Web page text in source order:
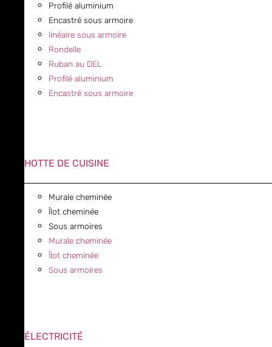
Profilé aluminium
Encastré sous armoire
linéaire sous armoire
Rondelle
Ruban au DEL
Profilé aluminium
Encastré sous armoire
HOTTE DE CUISINE
Murale cheminée
Îlot cheminée
Sous armoires
Murale cheminée
Îlot cheminée
Sous armoires
ÉLECTRICITÉ